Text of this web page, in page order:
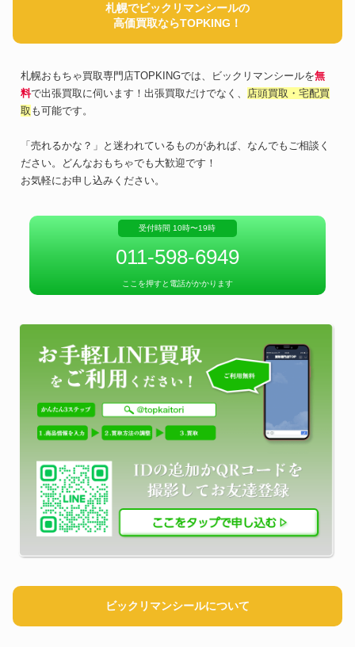
札幌でビックリマンシールの
高価買取ならTOPKING！
札幌おもちゃ買取専門店TOPKINGでは、ビックリマンシールを無
料で出張買取に伺います！出張買取だけでなく、
店頭買取・宅配買
取 も可能です。
「売れるかな？」と迷われているものがあれば、なんでもご相談く
ださい。どんなおもちゃでも大歓迎です！
お気軽にお申し込みください。
受付時間 10時〜19時
011-598-6949
ここを押すと電話がかかります
ビックリマンシールについて